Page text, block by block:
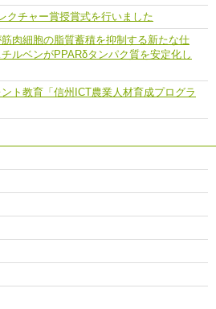
クチャー賞授賞式を行いました
肉細胞の脂質蓄積を抑制する新たな仕
ベンがPPARδタンパク質を安定化し
ント教育「信州ICT農業人材育成プログラ